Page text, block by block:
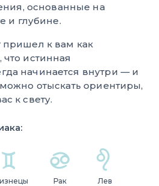
основанные на
и глубине.
пришел к вам как
истинная
начинается внутри — и
отыскать ориентиры,
к свету.
Рак Лев